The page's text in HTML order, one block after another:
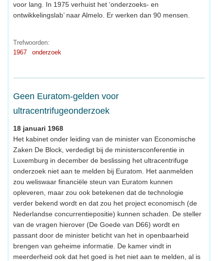
voor lang. In 1975 verhuist het ‘onderzoeks- en
ontwikkelingslab’ naar Almelo. Er werken dan 90 mensen.
Trefwoorden:
1967
onderzoek
Geen Euratom-gelden voor
ultracentrifugeonderzoek
18 januari 1968
Het kabinet onder leiding van de minister van Economische
Zaken De Block, verdedigt bij de ministersconferentie in
Luxemburg in december de beslissing het ultracentrifuge
onderzoek niet aan te melden bij Euratom. Het aanmelden
zou weliswaar financiële steun van Euratom kunnen
opleveren, maar zou ook betekenen dat de technologie
verder bekend wordt en dat zou het project economisch (de
Nederlandse concurrentiepositie) kunnen schaden. De steller
van de vragen hierover (De Goede van D66) wordt en
passant door de minister beticht van het in openbaarheid
brengen van geheime informatie. De kamer vindt in
meerderheid ook dat het goed is het niet aan te melden, al is